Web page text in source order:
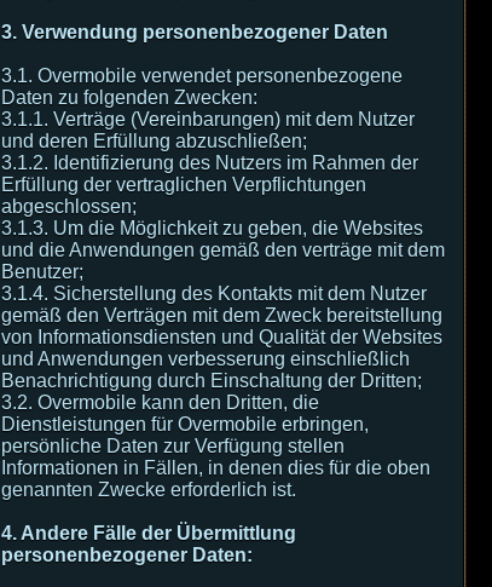
3. Verwendung personenbezogener Daten
3.1. Overmobile verwendet personenbezogene
Daten zu folgenden Zwecken:
3.1.1. Verträge (Vereinbarungen) mit dem Nutzer
und deren Erfüllung abzuschließen;
3.1.2. Identifizierung des Nutzers im Rahmen der
Erfüllung der vertraglichen Verpflichtungen
abgeschlossen;
3.1.3. Um die Möglichkeit zu geben, die Websites
und die Anwendungen gemäß den verträge mit dem
Benutzer;
3.1.4. Sicherstellung des Kontakts mit dem Nutzer
gemäß den Verträgen mit dem Zweck bereitstellung
von Informationsdiensten und Qualität der Websites
und Anwendungen verbesserung einschließlich
Benachrichtigung durch Einschaltung der Dritten;
3.2. Overmobile kann den Dritten, die
Dienstleistungen für Overmobile erbringen,
persönliche Daten zur Verfügung stellen
Informationen in Fällen, in denen dies für die oben
genannten Zwecke erforderlich ist.
4. Andere Fälle der Übermittlung
personenbezogener Daten: